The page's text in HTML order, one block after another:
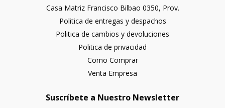
Casa Matriz Francisco Bilbao 0350, Prov.
Politica de entregas y despachos
Politica de cambios y devoluciones
Politica de privacidad
Como Comprar
Venta Empresa
Suscríbete a Nuestro Newsletter